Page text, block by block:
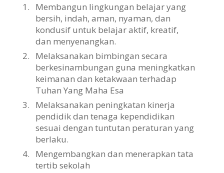
1.
Membangun lingkungan belajar yang
bersih, indah, aman, nyaman, dan
kondusif untuk belajar aktif, kreatif,
dan menyenangkan.
2.
Melaksanakan bimbingan secara
berkesinambungan guna meningkatkan
keimanan dan ketakwaan terhadap
Tuhan Yang Maha Esa
3.
Melaksanakan peningkatan kinerja
pendidik dan tenaga kependidikan
sesuai dengan tuntutan peraturan yang
berlaku.
4.
Mengembangkan dan menerapkan tata
tertib sekolah